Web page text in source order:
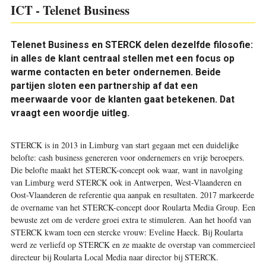
ICT - Telenet Business
Telenet Business en STERCK delen dezelfde filosofie:
in alles de klant centraal stellen met een focus op
warme contacten en beter ondernemen. Beide
partijen sloten een partnership af dat een
meerwaarde voor de klanten gaat betekenen. Dat
vraagt een woordje uitleg.
STERCK is in 2013 in Limburg van start gegaan met een duidelijke
belofte: cash business genereren voor ondernemers en vrije beroepers.
Die belofte maakt het STERCK-concept ook waar, want in navolging
van Limburg werd STERCK ook in Antwerpen, West-Vlaanderen en
Oost-Vlaanderen de referentie qua aanpak en resultaten. 2017 markeerde
de overname van het STERCK-concept door Roularta Media Group. Een
bewuste zet om de verdere groei extra te stimuleren. Aan het hoofd van
STERCK kwam toen een stercke vrouw: Eveline Haeck. Bij Roularta
werd ze verliefd op STERCK en ze maakte de overstap van commercieel
directeur bij Roularta Local Media naar director bij STERCK.